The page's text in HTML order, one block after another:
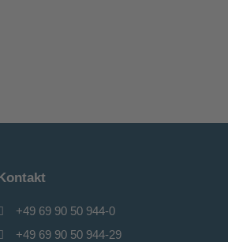
+49 69 90 50 944-0
+49 69 90 50 944-29